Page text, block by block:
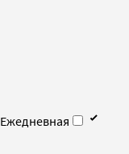
Ежедневная